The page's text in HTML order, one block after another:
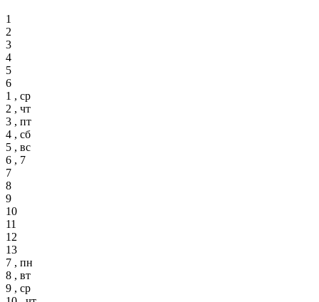
1
2
3
4
5
6
1 , ср
2 , чт
3 , пт
4 , сб
5 , вс
6 , 7
7
8
9
10
11
12
13
7 , пн
8 , вт
9 , ср